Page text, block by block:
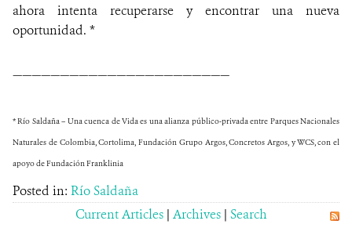
ahora intenta recuperarse y encontrar una nueva
oportunidad. *
———————————————————————
* Río Saldaña – Una cuenca de Vida es una alianza público-privada entre Parques Nacionales
Naturales de Colombia, Cortolima, Fundación Grupo Argos, Concretos Argos, y WCS, con el
apoyo de Fundación Franklinia
Posted in: Río Saldaña
Current Articles | Archives | Search